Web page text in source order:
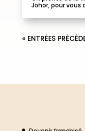
Johor, pour vous
« ENTRÉES